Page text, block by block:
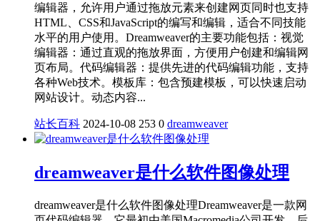
编辑器，允许用户通过拖放元素来创建网页同时也支持
HTML、CSS和JavaScript的编写和编辑，适合不同技能
水平的用户使用‌。Dreamweaver的主要功能包括：‌视觉
编辑器‌：通过直观的拖放界面，方便用户创建和编辑网
页布局。‌代码编辑器‌：提供先进的代码编辑功能，支持
各种Web技术。‌模板库‌：包含预建模板，可以快速启动
网站设计。‌动态内容‌...
站长百科 2024-10-08 253 0 dreamweaver
dreamweaver是什么软件图像处理
dreamweaver是什么软件图像处理Dreamweaver是一款网